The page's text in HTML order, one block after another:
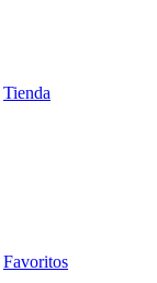
Tienda
Favoritos